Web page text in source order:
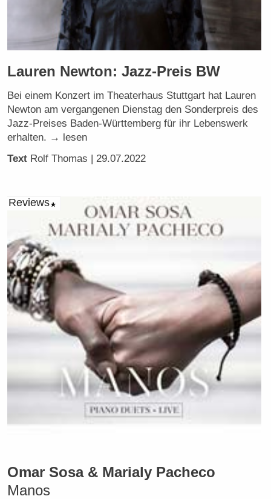
Lauren Newton: Jazz-Preis BW
Bei einem Konzert im Theaterhaus Stuttgart hat Lauren
Newton am vergangenen Dienstag den Sonderpreis des
Jazz-Preises Baden-Württemberg für ihr Lebenswerk
erhalten. → lesen
Text Rolf Thomas | 29.07.2022
Reviews
Omar Sosa & Marialy Pacheco
Manos